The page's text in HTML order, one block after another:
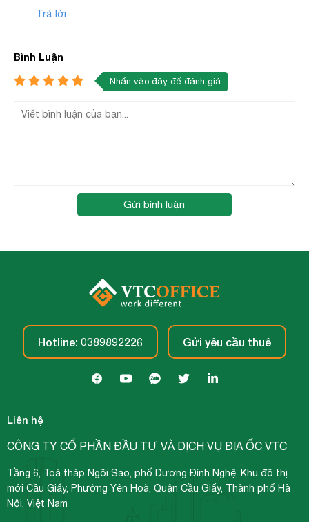
Trả lời
Bình Luận
Nhấn vào đây để đánh giá
Gửi bình luận
Hotline: 0389892226 Gửi yêu cầu thuê
Liên hệ
CÔNG TY CỔ PHẦN ĐẦU TƯ VÀ DỊCH VỤ ĐỊA ỐC VTC
Tầng 6, Toà tháp Ngôi Sao, phố Dương Đình Nghệ, Khu đô thị
mới Cầu Giấy, Phường Yên Hoà, Quận Cầu Giấy, Thành phố Hà
Nội, Việt Nam